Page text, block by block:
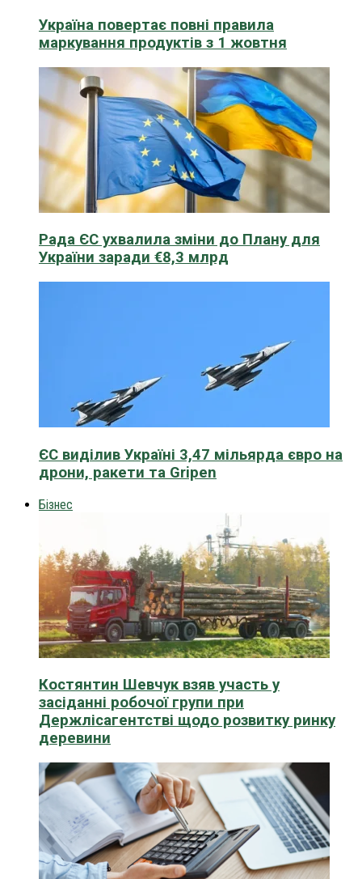
Україна повертає повні правила
маркування продуктів з 1 жовтня
Рада ЄС ухвалила зміни до Плану для
України заради €8,3 млрд
ЄС виділив Україні 3,47 мільярда євро на
дрони, ракети та Gripen
Бізнес
Костянтин Шевчук взяв участь у
засіданні робочої групи при
Держлісагентстві щодо розвитку ринку
деревини